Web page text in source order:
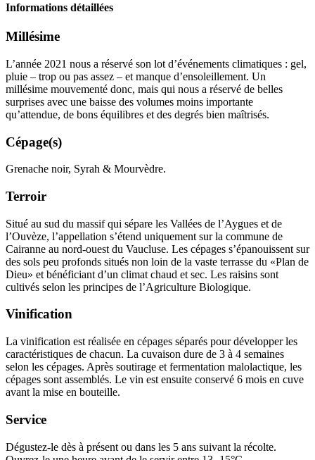
Informations détaillées
Millésime
L’année 2021 nous a réservé son lot d’événements climatiques : gel,
pluie – trop ou pas assez – et manque d’ensoleillement. Un
millésime mouvementé donc, mais qui nous a réservé de belles
surprises avec une baisse des volumes moins importante
qu’attendue, de bons équilibres et des degrés bien maîtrisés.
Cépage(s)
Grenache noir, Syrah & Mourvèdre.
Terroir
Situé au sud du massif qui sépare les Vallées de l’Aygues et de
l’Ouvèze, l’appellation s’étend uniquement sur la commune de
Cairanne au nord-ouest du Vaucluse. Les cépages s’épanouissent sur
des sols peu profonds situés non loin de la vaste terrasse du «Plan de
Dieu» et bénéficiant d’un climat chaud et sec. Les raisins sont
cultivés selon les principes de l’Agriculture Biologique.
Vinification
La vinification est réalisée en cépages séparés pour développer les
caractéristiques de chacun. La cuvaison dure de 3 à 4 semaines
selon les cépages. Après soutirage et fermentation malolactique, les
cépages sont assemblés. Le vin est ensuite conservé 6 mois en cuve
avant la mise en bouteille.
Service
Dégustez-le dès à présent ou dans les 5 ans suivant la récolte.